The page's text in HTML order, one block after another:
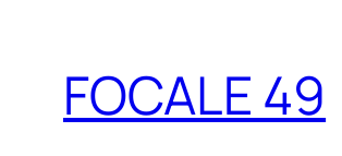
contenuFOCALE 49